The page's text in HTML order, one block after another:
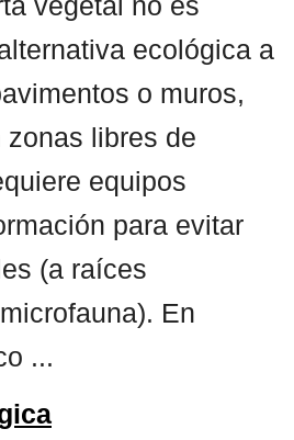
ecológica a
o muros,
libres de
equipos
para evitar
(a raíces
En
...